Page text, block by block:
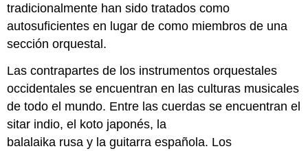
tradicionalmente han sido tratados como
autosuficientes en lugar de como miembros de una
sección orquestal.
Las contrapartes de los instrumentos orquestales
occidentales se encuentran en las culturas musicales
de todo el mundo. Entre las cuerdas se encuentran el
sitar indio, el koto japonés, la
balalaika rusa y la guitarra española. Los